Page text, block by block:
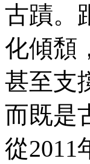
古蹟。
化傾頹
甚至支
而既是
從2011